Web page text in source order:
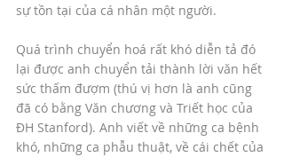
sự tồn tại của cá nhân một người.
Quá trình chuyển hoá rất khó diễn tả đó
lại được anh chuyển tải thành lời văn hết
sức thấm đượm (thú vị hơn là anh cũng
đã có bằng Văn chương và Triết học của
ĐH Stanford). Anh viết về những ca bệnh
khó, những ca phẫu thuật, về cái chết của